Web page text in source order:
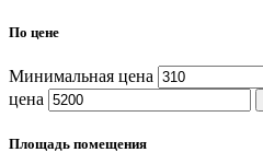
По цене
Минимальная цена
цена
Площадь помещения